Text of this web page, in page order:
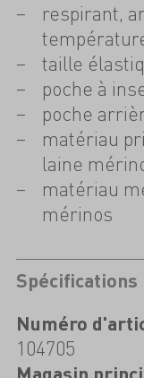
respirant,
taille
poche à
poche
matériau
laine
matériau
mérinos
Spécifications
Numéro
104705
Magasin